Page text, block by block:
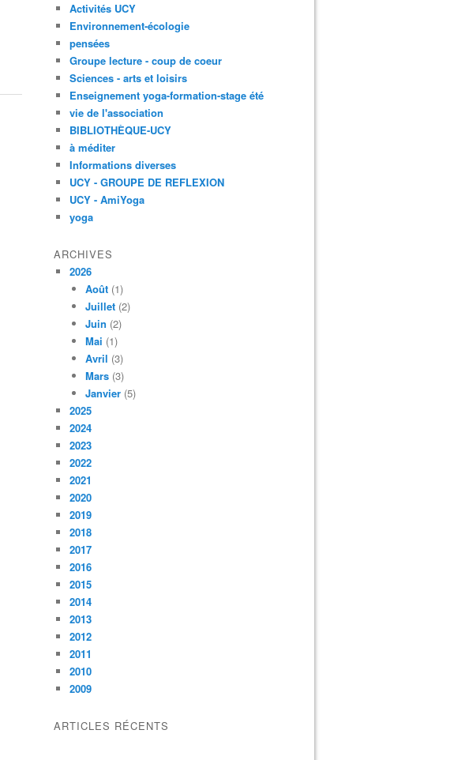
Activités UCY
Environnement-écologie
pensées
Groupe lecture - coup de coeur
Sciences - arts et loisirs
Enseignement yoga-formation-stage été
vie de l'association
BIBLIOTHÈQUE-UCY
à méditer
Informations diverses
UCY - GROUPE DE REFLEXION
UCY - AmiYoga
yoga
ARCHIVES
2026
Août (1)
Juillet (2)
Juin (2)
Mai (1)
Avril (3)
Mars (3)
Janvier (5)
2025
2024
2023
2022
2021
2020
2019
2018
2017
2016
2015
2014
2013
2012
2011
2010
2009
ARTICLES RÉCENTS